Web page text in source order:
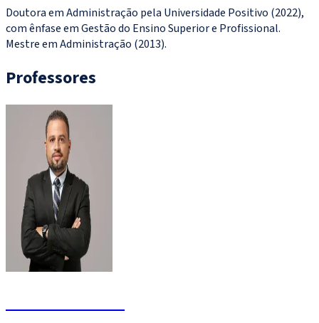
Doutora em Administração pela Universidade Positivo (2022),
com ênfase em Gestão do Ensino Superior e Profissional.
Mestre em Administração (2013).
Professores
Carlinhos Costa